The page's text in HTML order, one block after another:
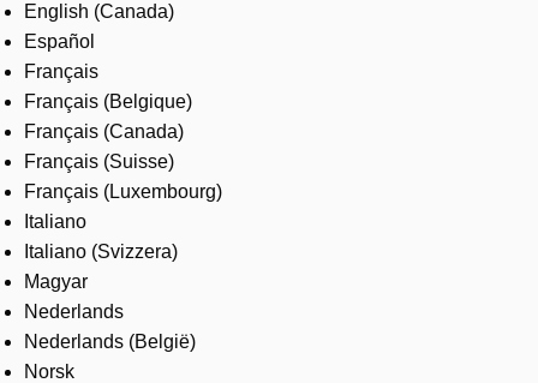
English (Canada)
Español
Français
Français (Belgique)
Français (Canada)
Français (Suisse)
Français (Luxembourg)
Italiano
Italiano (Svizzera)
Magyar
Nederlands
Nederlands (België)
Norsk